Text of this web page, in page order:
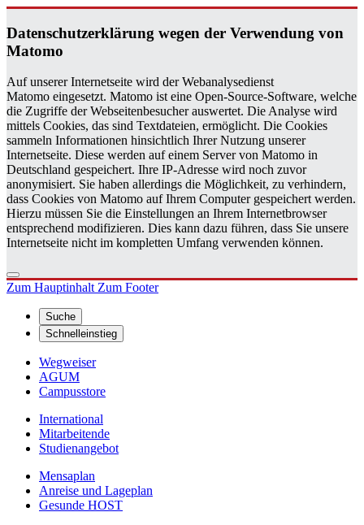
Da­ten­schutz­er­klä­rung wegen der Ver­wen­dung von
Ma­to­mo
Auf unserer Internetseite wird der Webanalysedienst
Matomo eingesetzt. Matomo ist eine Open-Source-Software, welche
die Zugriffe der Webseitenbesucher auswertet. Die Analyse wird
mittels Cookies, das sind Textdateien, ermöglicht. Die Cookies
sammeln Informationen hinsichtlich Ihrer Nutzung unserer
Internetseite. Diese werden auf einem Server von Matomo in
Deutschland gespeichert. Ihre IP-Adresse wird noch zuvor
anonymisiert. Sie haben allerdings die Möglichkeit, zu verhindern,
dass Cookies von Matomo auf Ihrem Computer gespeichert werden.
Hierzu müssen Sie die Einstellungen an Ihrem Internetbrowser
entsprechend modifizieren. Dies kann dazu führen, dass Sie unsere
Internetseite nicht im kompletten Umfang verwenden können.
Zum HauptinhaltZum Footer
Suche
Schnelleinstieg
Wegweiser
AGUM
Campusstore
International
Mitarbeitende
Studienangebot
Mensaplan
Anreise und Lageplan
Gesunde HOST